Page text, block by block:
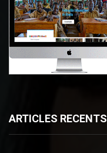
ARTICLES RECENTS